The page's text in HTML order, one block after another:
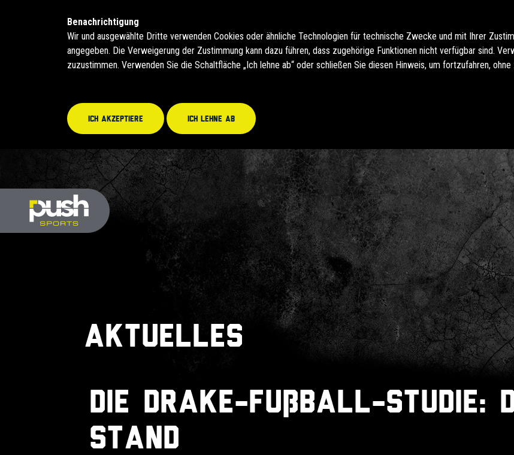
Benachrichtigung
Wir und ausgewählte Dritte verwenden Cookies oder ähnliche Technologien für technische Zwecke und mit Ihrer
angegeben. Die Verweigerung der Zustimmung kann dazu führen, dass zugehörige Funktionen nicht verfügbar sind.
zuzustimmen. Verwenden Sie die Schaltfläche „Ich lehne ab“ oder schließen Sie diesen Hinweis, um fortzufahren,
Ich akzeptiere Ich lehne ab
Aktuelles
Die Drake-Fußball-
Stand